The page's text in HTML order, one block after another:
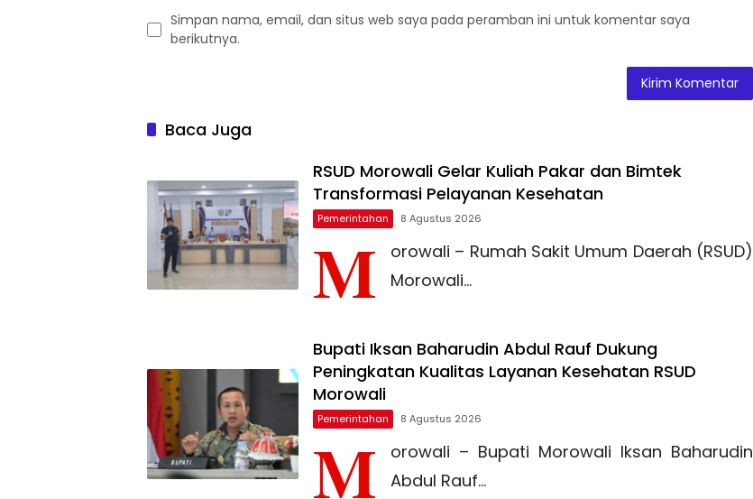
Simpan nama, email, dan situs web saya pada peramban ini untuk komentar saya
berikutnya.
Baca Juga
RSUD Morowali Gelar Kuliah Pakar dan Bimtek
Transformasi Pelayanan Kesehatan
Pemerintahan 8 Agustus 2026
M
orowali – Rumah Sakit Umum Daerah (RSUD)
Morowali…
Bupati Iksan Baharudin Abdul Rauf Dukung
Peningkatan Kualitas Layanan Kesehatan RSUD
Morowali
Pemerintahan 8 Agustus 2026
M
orowali – Bupati Morowali Iksan Baharudin
Abdul Rauf…